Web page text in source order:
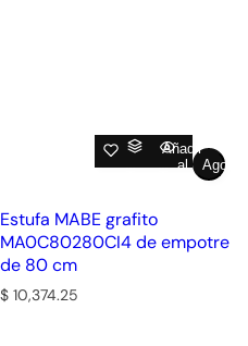
Añadir
al
carrito
Agotado
Estufa MABE grafito
MA0C80280CI4 de empotre
de 80 cm
P
$ 10,374.25